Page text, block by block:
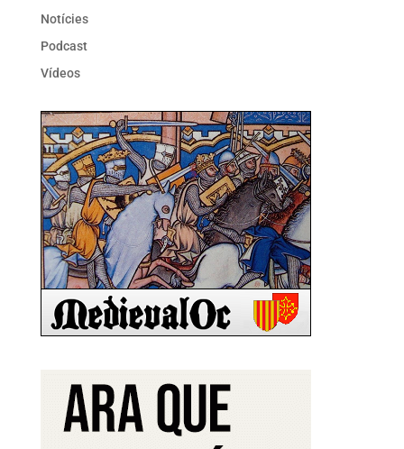
Notícies
Podcast
Vídeos